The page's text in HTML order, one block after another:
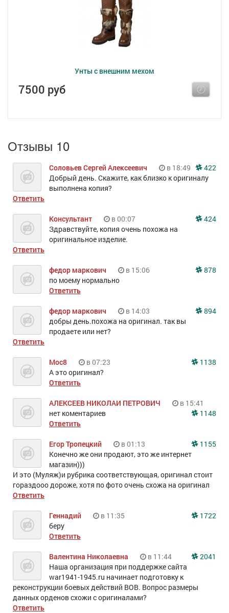
Унты с внешним мехом
7500 руб
Отзывы 10
Соловьев Сергей Алексеевич в 18:49
422
Добрый день. Скажите, как близко к оригиналу
выполнена копия?
Ответить
Консультант в 00:07
424
Здравствуйте, копия очень похожа на
оригинальное изделие.
Ответить
федор маркович в 15:06
878
по моему нормально
Ответить
федор маркович в 14:03
894
добры день.похожа на оригинал. так вы
продаете или нет?
Ответить
Мос8 в 07:23
1138
А это оригинал?
Ответить
АЛЕКСЕЕВ НИКОЛАИ ПЕТРОВИЧ
в 15:41
1148
нет коментариев
Ответить
Егор Тропецкий в 01:13
1155
Конечно же они продают, это же интернет
магазин)))
И это (Муляж)и рубрика соответствующая, оригинал стоит
гораздооо дороже, хотя по фото очень схожа на оригинал
Ответить
Геннадий в 11:35
1722
беру
Ответить
Валентина Николаевна в 11:44
2041
Наша организация при поддержке сайта
war1941-1945.ru начинает подготовку к
реконструкции боевых действий ВОВ. Вопрос размеры
данных орденов схожи с оригиналами?
Ответить